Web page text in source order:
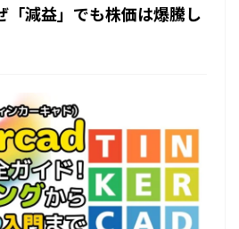
「減益」でも株価は爆騰し